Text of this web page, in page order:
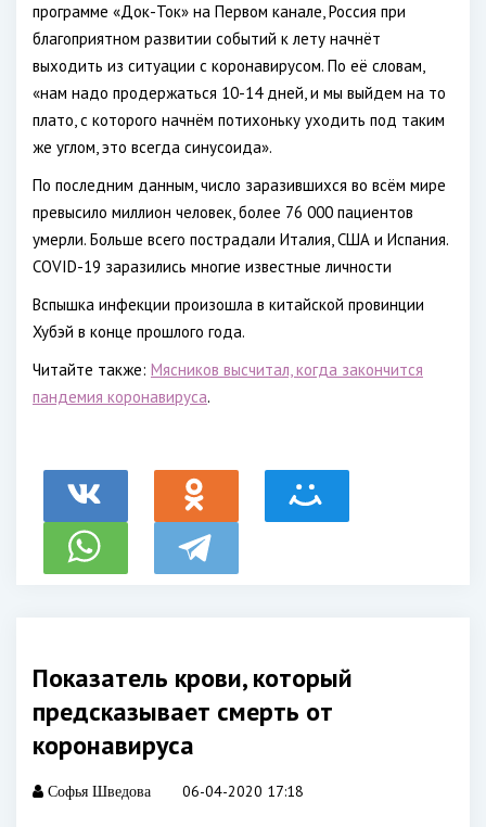
программе «Док-Ток» на Первом канале, Россия при
благоприятном развитии событий к лету начнёт
выходить из ситуации с коронавирусом. По её словам,
«нам надо продержаться 10-14 дней, и мы выйдем на то
плато, с которого начнём потихоньку уходить под таким
же углом, это всегда синусоида».
По последним данным, число заразившихся во всём мире
превысило миллион человек, более 76 000 пациентов
умерли. Больше всего пострадали Италия, США и Испания.
COVID-19 заразились многие известные личности
Вспышка инфекции произошла в китайской провинции
Хубэй в конце прошлого года.
Читайте также: Мясников высчитал, когда закончится
пандемия коронавируса.
Показатель крови, который
предсказывает смерть от
коронавируса
Софья Шведова 06-04-2020 17:18